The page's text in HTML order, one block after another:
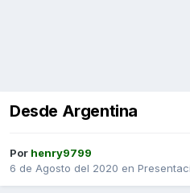
Desde Argentina
Por henry9799
6 de Agosto del 2020 en